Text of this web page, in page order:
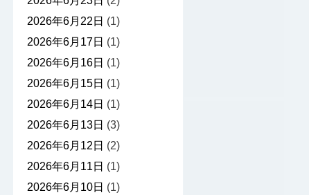
2026年6月22日 (1)
2026年6月17日 (1)
2026年6月16日 (1)
2026年6月15日 (1)
2026年6月14日 (1)
2026年6月13日 (3)
2026年6月12日 (2)
2026年6月11日 (1)
2026年6月10日 (1)